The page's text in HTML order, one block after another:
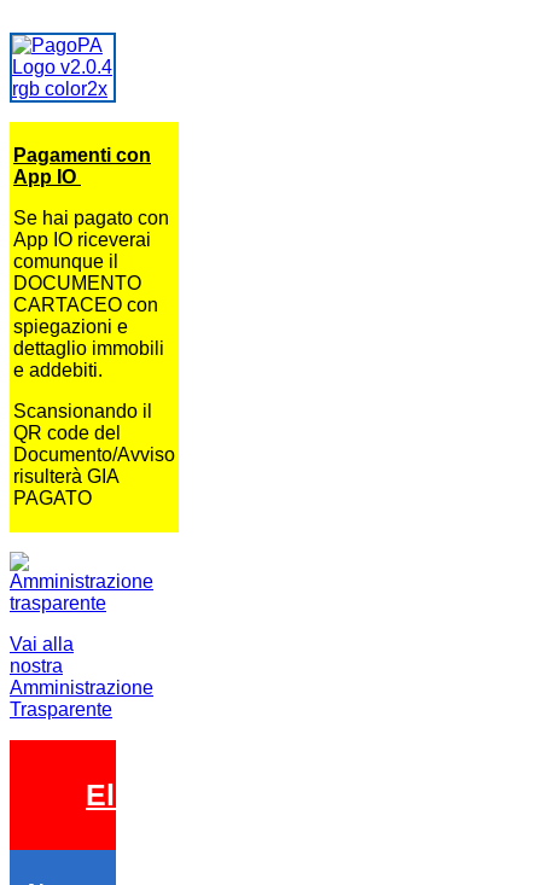
Pagamenti con
App IO
Se hai pagato con
App IO riceverai
comunque il
DOCUMENTO
CARTACEO con
spiegazioni e
dettaglio immobili
e addebiti.
Scansionando il
QR code del
Documento/Avviso
risulterà GIA
PAGATO
Vai alla
nostra
Amministrazione
Trasparente
Elezioni 2026